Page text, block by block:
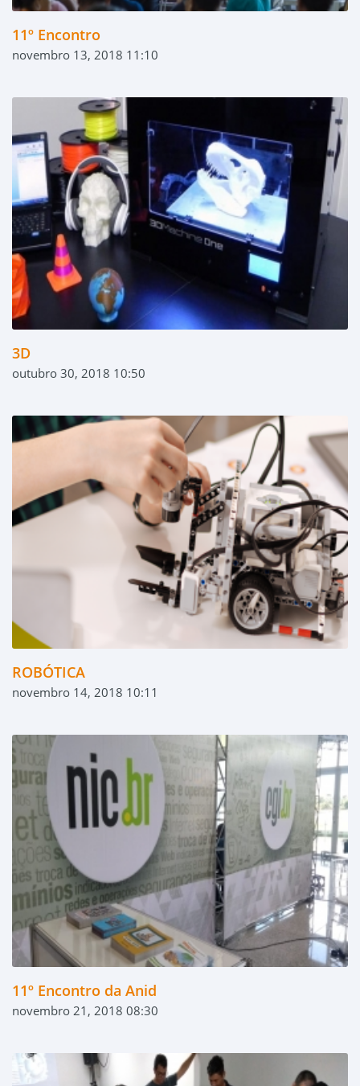
11º Encontro
novembro 13, 2018 11:10
3D
outubro 30, 2018 10:50
ROBÓTICA
novembro 14, 2018 10:11
11º Encontro da Anid
novembro 21, 2018 08:30